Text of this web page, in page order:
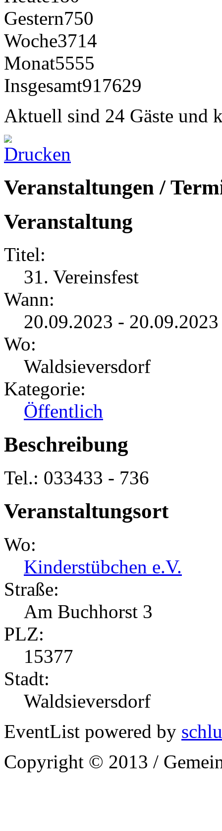
Gestern750
Woche3714
Monat5555
Insgesamt917629
Aktuell sind 24 Gäste und
Veranstaltungen /
Veranstaltung
Titel:
31. Vereinsfest
Wann:
20.09.2023 -
Wo:
Waldsieversdorf
Kategorie:
Öffentlich
Beschreibung
Tel.: 033433 - 736
Veranstaltungsort
Wo:
Kinderstübchen e.V.
Straße:
Am Buchhorst 3
PLZ:
15377
Stadt:
Waldsieversdorf
EventList powered by
Copyright © 2013 /